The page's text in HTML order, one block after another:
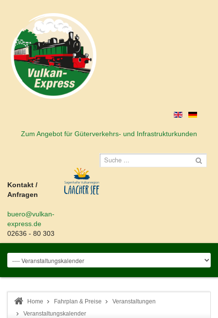
Zum Angebot für Güterverkehrs- und Infrastrukturkunden
Kontakt /
Anfragen
buero@vulkan-
express.de
02636 - 80 303
Home Fahrplan & Preise
Veranstaltungen
Veranstaltungskalender